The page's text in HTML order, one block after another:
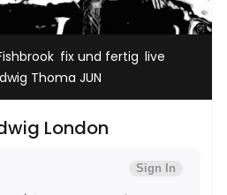
fix und fertig live
Thoma JUN
London